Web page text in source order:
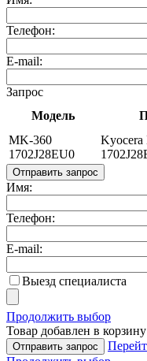
Телефон:
E-mail:
Запрос
Модель
MK-360
1702J28EU0
Отправить запрос
Имя:
Телефон:
E-mail:
Выезд специалиста
Продолжить выбор
Товар добавлен в корзину
Отправить запрос